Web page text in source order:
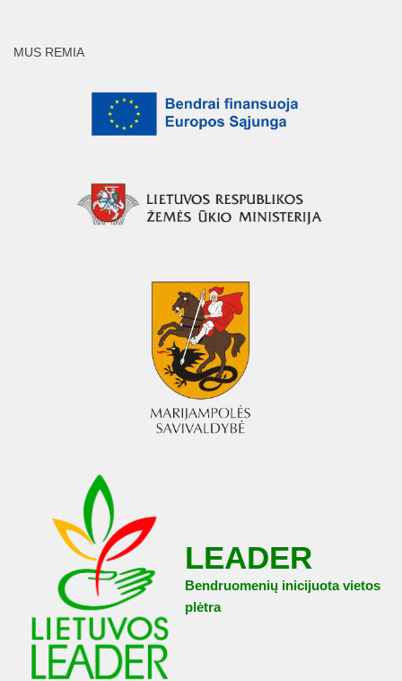
MUS REMIA
LEADER
Bendruomenių inicijuota vietos
plėtra